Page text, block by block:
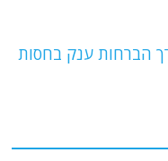
הברחות ענק בחסות